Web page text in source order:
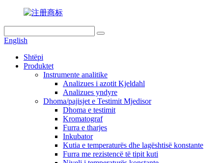
English
Shtëpi
Produktet
Instrumente analitike
Analizues i azotit Kjeldahl
Analizues yndyre
Dhoma/pajisjet e Testimit Mjedisor
Dhoma e testimit
Kromatograf
Furra e tharjes
Inkubator
Kutia e temperaturës dhe lagështisë konstante
Furra me rezistencë të tipit kuti